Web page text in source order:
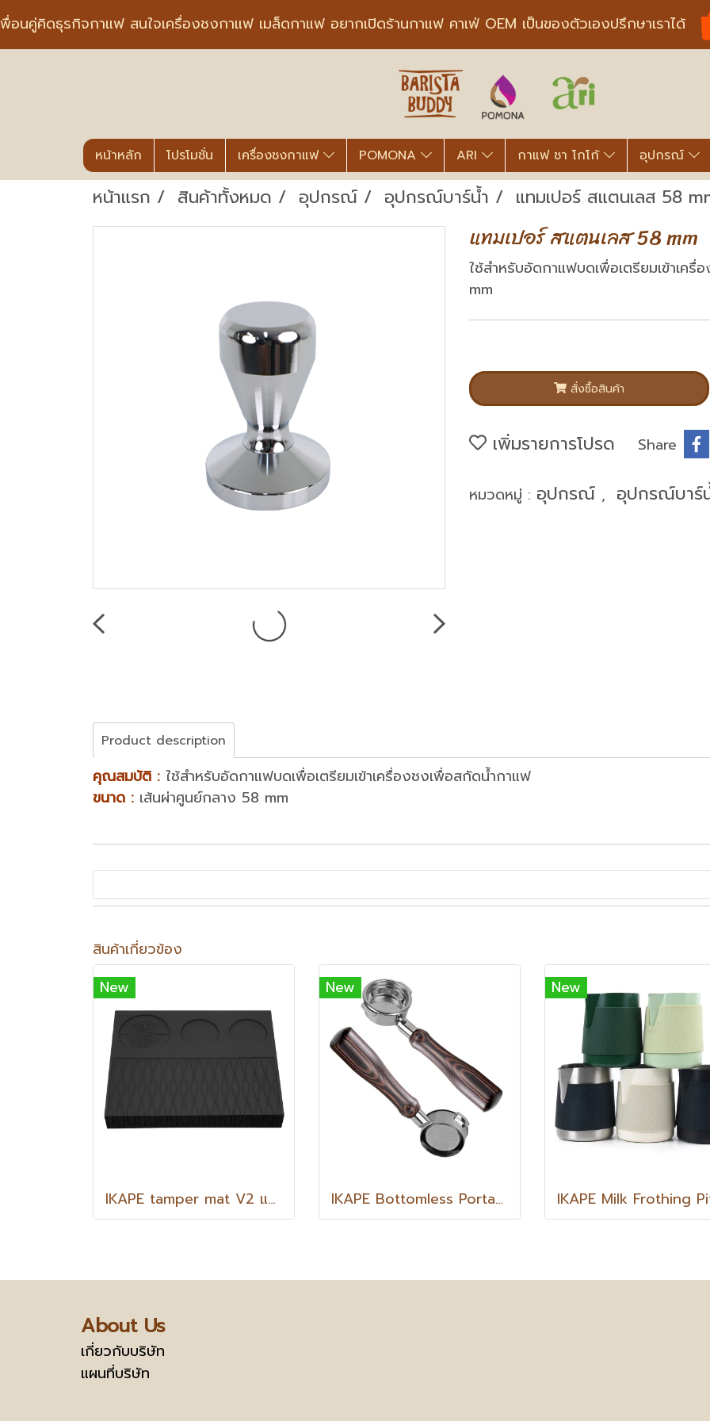
นคู่คิดธุรกิจกาแฟ สนใจเครื่องชงกาแฟ เมล็ดกาแฟ อยากเปิดร้านกาแฟ คาเฟ่ OEM เป็นของตัวเองปรึกษาเราได้
หน้าหลัก โปรโมชั่น เครื่องชงกาแฟ POMONA ARI กาแฟ ชา โกโก้ อุปกรณ์
หน้าแรก สินค้าทั้งหมด อุปกรณ์ อุปกรณ์บาร์น้ำ แทมเปอร์ สแตนเลส 58
แทมเปอร์ สแตนเลส 58 mm
ใช้สำหรับอัดกาแฟบดเพื่อเตรียมเข้าเค
mm
สั่งซื้อสินค้า
เพิ่มรายการโปรด Share
หมวดหมู่ : อุปกรณ์ , อุปกรณ์บาร์
Product description
คุณสมบัติ : ใช้สำหรับอัดกาแฟบดเพื่อเตรียมเข้าเครื่องชงเพื่อสกัดน้ำกาแฟ
ขนาด : เส้นผ่าศูนย์กลาง 58 mm
สินค้าเกี่ยวข้อง
New
IKAPE tamper mat V2 แผ่นรองแทมเปอร์ V2
New
IKAPE Bottomless Portafilter Colorful Wooden Handle-Hhantom ก้านชงแบบไม่มีทางน้ำไหล หัว E61 สี Shadow Black ขนาด 58 mm
New
About Us
เกี่ยวกับบริษัท
แผนที่บริษัท